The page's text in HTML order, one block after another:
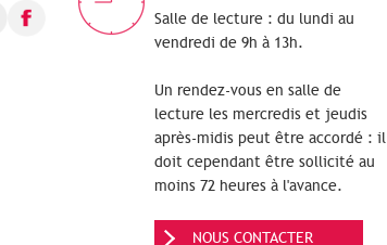
Salle de lecture : du lundi au
vendredi de 9h à 13h.
Un rendez-vous en salle de
lecture les mercredis et jeudis
après-midis peut être accordé : il
doit cependant être sollicité au
moins 72 heures à l'avance.
NOUS CONTACTER